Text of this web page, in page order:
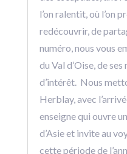
l’on ralentit, où l’on
redécouvrir, de
numéro, nous vous
du Val d’Oise, de
d’intérêt. Nous
Herblay, avec
enseigne qui ouvre
d’Asie et invite au
cette période de